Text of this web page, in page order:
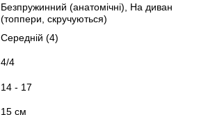
Безпружинний (анатомічні), На диван
(топпери, скручуються)
Середній (4)
4/4
14 - 17
15 см